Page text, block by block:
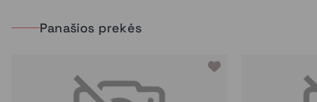
Panašios prekės